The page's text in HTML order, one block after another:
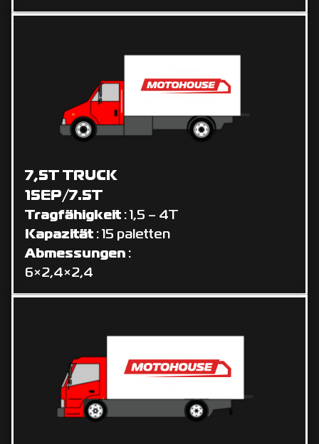
7,5T TRUCK
15EP/7.5T
Tragfähigkeit : 1,5 – 4T
Kapazität : 15 paletten
Abmessungen :
6×2,4×2,4